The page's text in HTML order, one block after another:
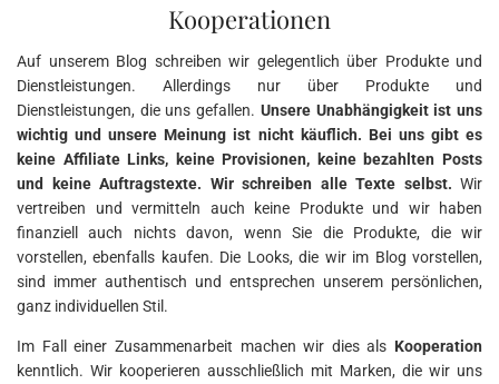
Kooperationen
Auf unserem Blog schreiben wir gelegentlich über Produkte und
Dienstleistungen. Allerdings nur über Produkte und
Dienstleistungen, die uns gefallen. Unsere Unabhängigkeit ist uns
wichtig und unsere Meinung ist nicht käuflich. Bei uns gibt es
keine Affiliate Links, keine Provisionen, keine bezahlten Posts
und keine Auftragstexte. Wir schreiben alle Texte selbst. Wir
vertreiben und vermitteln auch keine Produkte und wir haben
finanziell auch nichts davon, wenn Sie die Produkte, die wir
vorstellen, ebenfalls kaufen. Die Looks, die wir im Blog vorstellen,
sind immer authentisch und entsprechen unserem persönlichen,
ganz individuellen Stil.
Im Fall einer Zusammenarbeit machen wir dies als Kooperation
kenntlich. Wir kooperieren ausschließlich mit Marken, die wir uns